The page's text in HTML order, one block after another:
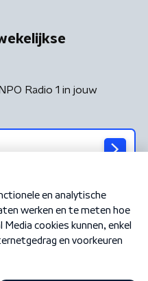
Radio 1 in jouw